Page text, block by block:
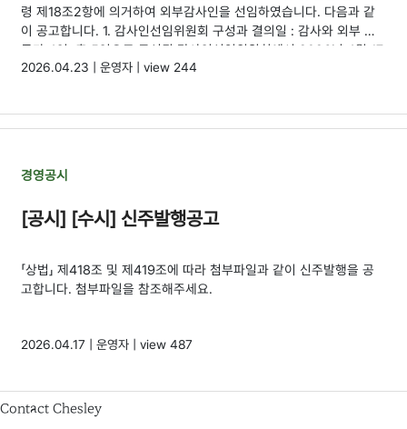
령 제18조2항에 의거하여 외부감사인을 선임하였습니다. 다음과 같
이 공고합니다. 1. 감사인선임위원회 구성과 결의일 : 감사와 외부 전
문가 4인, 총 5인으로 구성된 감사인선임위원회에서 2026년 4월 17
일 결의 2. 선임된 외부감사인과 감사기간 : 도원회계법인
2026.04.23 | 운영자 | view 244
경영공시
[공시] [수시] 신주발행공고
「상법」 제418조 및 제419조에 따라 첨부파일과 같이 신주발행을 공
고합니다. 첨부파일을 참조해주세요.
2026.04.17 | 운영자 | view 487
Contact Chesley